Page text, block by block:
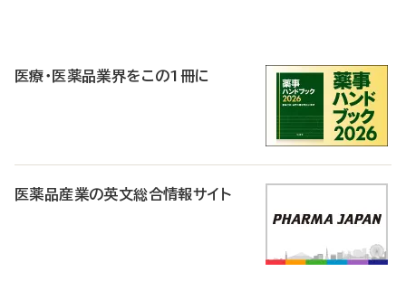
医療・医薬品業界をこの1冊に
医薬品産業の英文総合情報サイト